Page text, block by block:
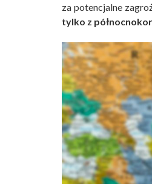
za potencjalne
tylko z